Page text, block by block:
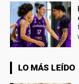
LO MÁS LEÍDO